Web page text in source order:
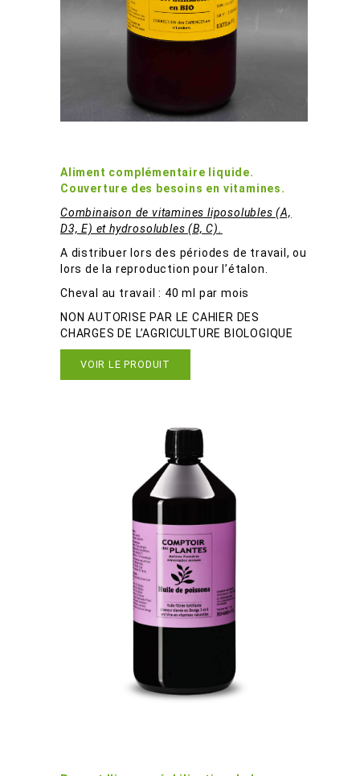
Aliment complémentaire liquide.
Couverture des besoins en vitamines.
Combinaison de vitamines liposolubles (A,
D3, E) et hydrosolubles (B, C).
A distribuer lors des périodes de travail, ou
lors de la reproduction pour l’étalon.
Cheval au travail : 40 ml par mois
NON AUTORISE PAR LE CAHIER DES
CHARGES DE L’AGRICULTURE BIOLOGIQUE
VOIR LE PRODUIT